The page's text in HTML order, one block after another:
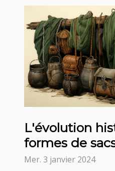
L'évolution
formes de
travers les âges
Mer. 3 janvier 2024